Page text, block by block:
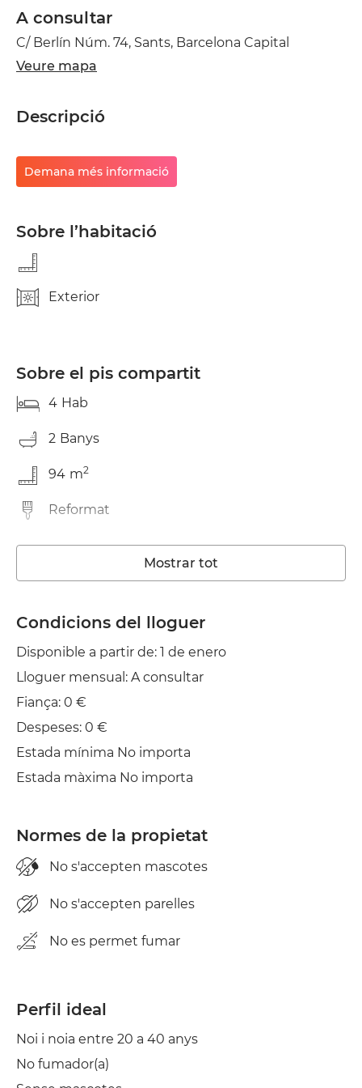
A consultar
C/ Berlín Núm. 74, Sants, Barcelona Capital
Veure mapa
Descripció
Demana més informació
Sobre l’habitació
Exterior
Sobre el pis compartit
4 Hab
2 Banys
94 m2
Reformat
Rentadora
Ascensor
Wifi
TV
Estenedor
Mostrar tot
Condicions del lloguer
Disponible a partir de: 1 de enero
Lloguer mensual: A consultar
Fiança: 0 €
Despeses: 0 €
Estada mínima No importa
Estada màxima No importa
Normes de la propietat
No s'accepten mascotes
No s'accepten parelles
No es permet fumar
Perfil ideal
Noi i noia entre 20 a 40 anys
No fumador(a)